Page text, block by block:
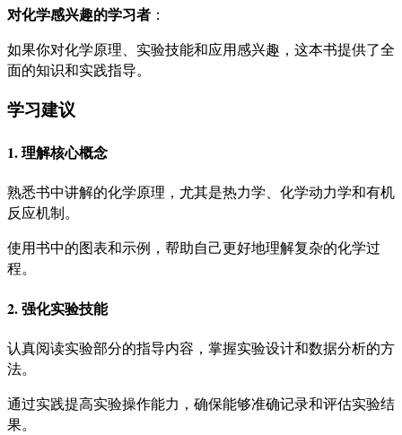
对化学感兴趣的学习者 ：
如果你对化学原理、实验技能和应用感兴趣，这本书提供了全
面的知识和实践指导。
学习建议
1. 理解核心概念
熟悉书中讲解的化学原理，尤其是热力学、化学动力学和有机
反应机制。
使用书中的图表和示例，帮助自己更好地理解复杂的化学过
程。
2. 强化实验技能
认真阅读实验部分的指导内容，掌握实验设计和数据分析的方
法。
通过实践提高实验操作能力，确保能够准确记录和评估实验结
果。